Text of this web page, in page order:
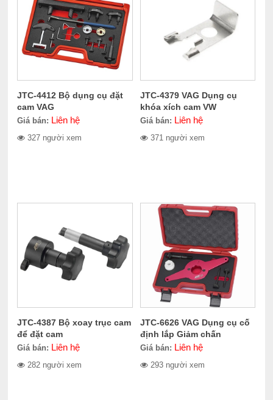
JTC-4412 Bộ dụng cụ đặt
cam VAG
Giá bán: Liên hệ
327 người xem
JTC-4379 VAG Dụng cụ
khóa xích cam VW
Giá bán: Liên hệ
371 người xem
JTC-4387 Bộ xoay trục cam
để đặt cam
Giá bán: Liên hệ
282 người xem
JTC-6626 VAG Dụng cụ cố
định lắp Giảm chấn
Giá bán: Liên hệ
293 người xem